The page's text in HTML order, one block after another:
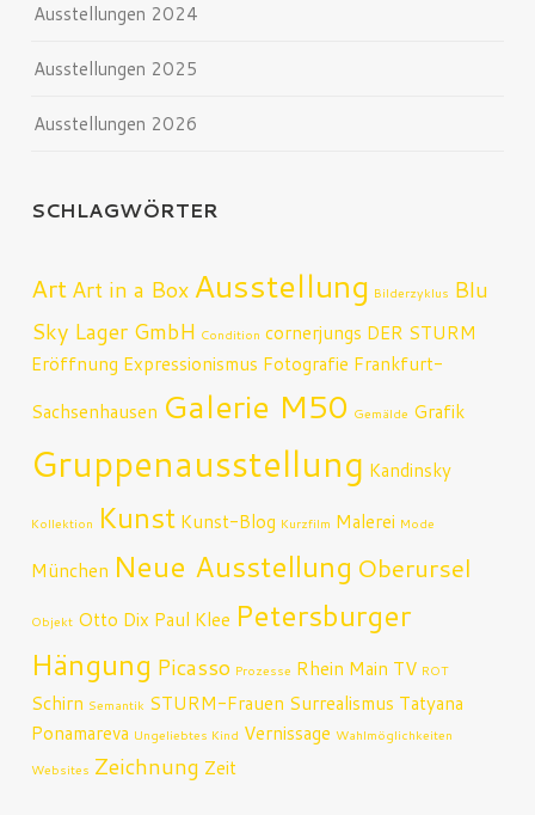
Ausstellungen 2024
Ausstellungen 2025
Ausstellungen 2026
SCHLAGWÖRTER
ArtArt in a BoxAusstellung Bilderzyklus Blu
Sky Lager GmbH Condition cornerjungs DER STURM
Eröffnung Expressionismus Fotografie Frankfurt-
Sachsenhausen Galerie M50 Gemälde Grafik
Gruppenausstellung Kandinsky
Kollektion Kunst Kunst-Blog Kurzfilm Malerei Mode
München Neue Ausstellung Oberursel
Objekt Otto Dix Paul Klee Petersburger
Hängung Picasso Prozesse Rhein Main TV ROT
Schirn Semantik STURM-Frauen Surrealismus Tatyana
Ponamareva Ungeliebtes Kind Vernissage Wahlmöglichkeiten
Websites Zeichnung Zeit